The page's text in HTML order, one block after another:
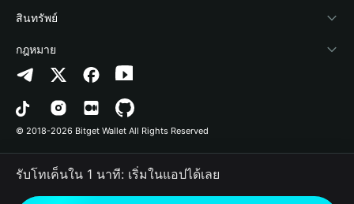
ศูนย์ช่วยเหลือ
ติดต่อเรา
ทรัพยากรข้อมูลของแบรนด์
อาชีพ
Crypto Swap API
Altcoin Season Index
Prediction Markets
DApp
RWA
Bitget Wallet Pay
ลิสต์โปรเจกต์
เทคโนโลยีความปลอดภัย
ซื้อคริปโต
การตรวจจับการอนุญาต
การตรวจจับสัญญา
การโอนเป็นชุด
สินทรัพย์
Arbitrum
Avalanche
Bitcoin
Polygon
กฎหมาย
นโยบายความเป็นส่วนตัว
ข้อตกลงในการใช้บริการ
© 2018-2026 Bitget Wallet All Rights Reserved
รับโทเค็นใน 1 นาที: เริ่มในแอปได้เลย